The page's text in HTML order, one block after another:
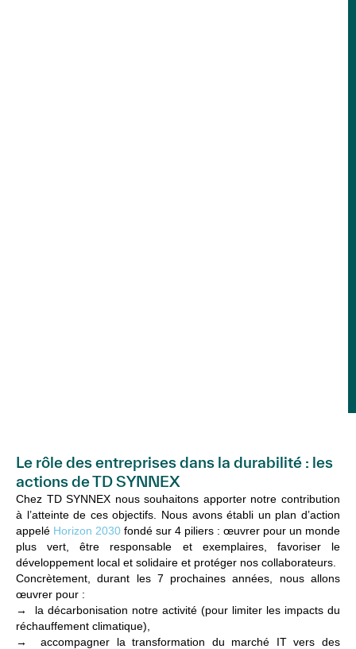
Le rôle des entreprises dans la durabilité : les
actions de TD SYNNEX
Chez TD SYNNEX nous souhaitons apporter notre contribution
à l’atteinte de ces objectifs. Nous avons établi un plan d’action
appelé Horizon 2030 fondé sur 4 piliers : œuvrer pour un monde
plus vert, être responsable et exemplaires, favoriser le
développement local et solidaire et protéger nos collaborateurs.
Concrètement, durant les 7 prochaines années, nous allons
œuvrer pour :
→ la décarbonisation notre activité (pour limiter les impacts du
réchauffement climatique),
→ accompagner la transformation du marché IT vers des